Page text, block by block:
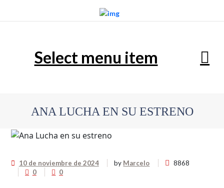
Select menu item
ANA LUCHA EN SU ESTRENO
10 de noviembre de 2024 by Marcelo
8868
0
0